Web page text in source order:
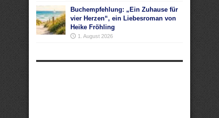
Buchempfehlung: „Ein Zuhause für
vier Herzen“, ein Liebesroman von
Heike Fröhling
1. August 2026